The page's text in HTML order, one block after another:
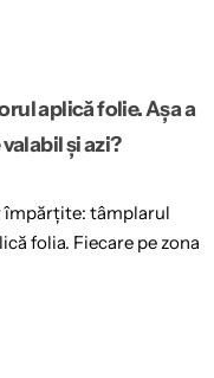
aplică folie. Așa a
și azi?
împărțite: tâmplarul
folia. Fiecare pe zona